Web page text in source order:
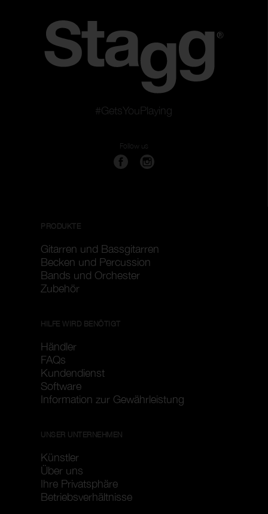
#GetsYouPlaying
Follow us
PRODUKTE
Gitarren und Bassgitarren
Becken und Percussion
Bands und Orchester
Zubehör
HILFE WIRD BENÖTIGT
Händler
FAQs
Kundendienst
Software
Information zur Gewährleistung
UNSER UNTERNEHMEN
Künstler
Über uns
Ihre Privatsphäre
Betriebsverhältnisse